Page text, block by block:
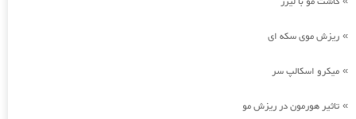
» ریزش موی سکه ای
» میکرو اسکالپ سر
» تاثیر هورمون در ریزش مو